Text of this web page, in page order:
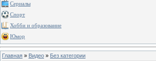
Сериалы
Спорт
Хобби и образование
Юмор
Главная » Видео » Без категории